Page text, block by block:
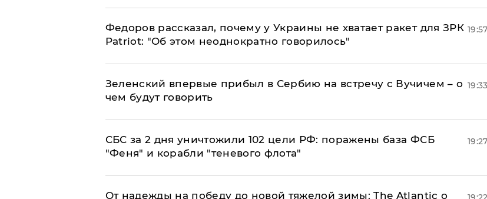
Федоров рассказал, почему у Украины не хватает ракет для ЗРК
Patriot: "Об этом неоднократно говорилось"
19:57
Зеленский впервые прибыл в Сербию на встречу с Вучичем – о
чем будут говорить
19:33
СБС за 2 дня уничтожили 102 цели РФ: поражены база ФСБ
"Феня" и корабли "теневого флота"
19:27
От надежды на победу до новой тяжелой зимы: The Atlantic о